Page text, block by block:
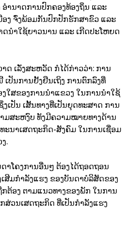
ຳນາດການປົກຄອງທ້ອງຖິ່ນ ແລະ
ງ ຈົ່ງພ້ອມກັນປົກປັກຮັກສາຂົວ ແລະ
ດນຳໃຊ້ຍາວນານ ແລະ ເກີດປະໂຫຍດ
ດ ເລັ່ງສະຫວັດ ກໍໄດ້ກ່າວວ່າ: ການ
ເປັນການຢັ້ງຢືນເຖິງ ການຕົກລົງທີ່
ໃສຂອງການນຳແຂວງ ໃນການນຳໃຊ້
ເປັນ ເສັ້ນທາງທີ່ເປັນຍຸດທະສາດ ການ
ມສະຫງົບ ທັງມີຄວາມໝາຍທາງດ້ານ
ະນາເສດຖະກິດ-ສັງຄົມ ໃນການເຊື່ອມ
.
ໂຄງການອື່ນໆ ຕ້ອງໄດ້ຖອດຖອນ
ສີມກຳລັງແຮງ ຂອງບັນດາບໍລິສັດຂອງ
ຕ້ອງ ຕາມແນວທາງຂອງພັກ ໃນການ
ສ່ວນເສດຖະກິດ ທີ່ເປັນກຳລັງແຮງ